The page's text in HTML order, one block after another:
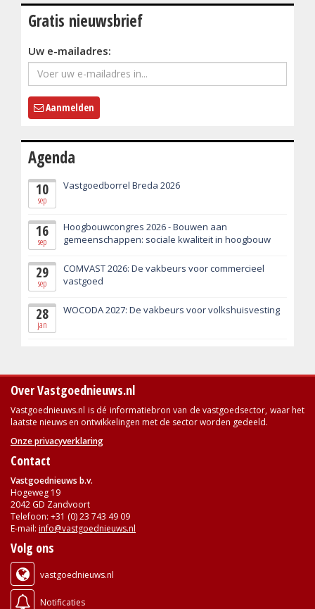
Gratis nieuwsbrief
Uw e-mailadres:
Aanmelden
Agenda
10
sep
Vastgoedborrel Breda 2026
16
sep
Hoogbouwcongres 2026 - Bouwen aan
gemeenschappen: sociale kwaliteit in hoogbouw
29
sep
COMVAST 2026: De vakbeurs voor commercieel
vastgoed
28
jan
WOCODA 2027: De vakbeurs voor volkshuisvesting
Over Vastgoednieuws.nl
Vastgoednieuws.nl is dé informatiebron van de vastgoedsector, waar het
laatste nieuws en ontwikkelingen met de sector worden gedeeld.
Onze privacyverklaring
Contact
Vastgoednieuws b.v.
Hogeweg 19
2042 GD Zandvoort
Telefoon: +31 (0) 23 743 49 09
E-mail: info@vastgoednieuws.nl
Volg ons
vastgoednieuws.nl
Notificaties